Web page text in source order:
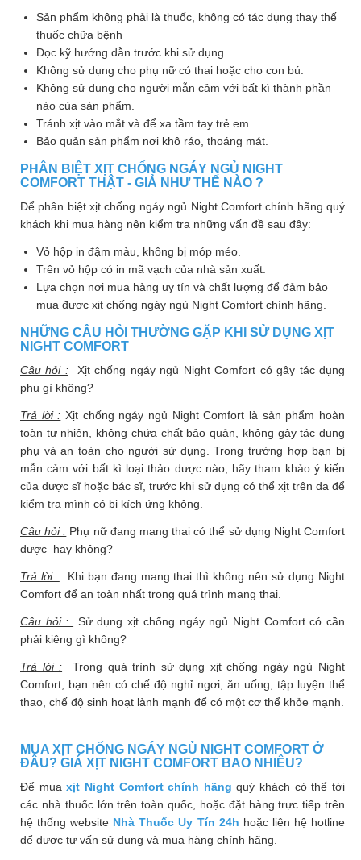
Sản phẩm không phải là thuốc, không có tác dụng thay thế
thuốc chữa bệnh
Đọc kỹ hướng dẫn trước khi sử dụng.
Không sử dụng cho phụ nữ có thai hoặc cho con bú.
Không sử dụng cho người mẫn cảm với bất kì thành phần
nào của sản phẩm.
Tránh xịt vào mắt và để xa tầm tay trẻ em.
Bảo quản sản phẩm nơi khô ráo, thoáng mát.
PHÂN BIỆT XỊT CHỐNG NGÁY NGỦ NIGHT
COMFORT THẬT - GIẢ NHƯ THẾ NÀO ?
Để phân biệt xịt chống ngáy ngủ Night Comfort chính hãng quý
khách khi mua hàng nên kiểm tra những vấn đề sau đây:
Vỏ hộp in đậm màu, không bị móp méo.
Trên vỏ hộp có in mã vạch của nhà sản xuất.
Lựa chọn nơi mua hàng uy tín và chất lượng để đảm bảo
mua được xịt chống ngáy ngủ Night Comfort chính hãng.
NHỮNG CÂU HỎI THƯỜNG GẶP KHI SỬ DỤNG XỊT
NIGHT COMFORT
Câu hỏi :Xịt chống ngáy ngủ Night Comfort có gây tác dụng
phụ gì không?
Trả lời : Xịt chống ngáy ngủ Night Comfort là sản phẩm hoàn
toàn tự nhiên, không chứa chất bảo quản, không gây tác dụng
phụ và an toàn cho người sử dụng. Trong trường hợp bạn bị
mẫn cảm với bất kì loại thảo dược nào, hãy tham khảo ý kiến
của dược sĩ hoặc bác sĩ, trước khi sử dụng có thể xịt trên da để
kiểm tra mình có bị kích ứng không.
Câu hỏi : Phụ nữ đang mang thai có thể sử dụng Night Comfort
được hay không?
Trả lời :Khi bạn đang mang thai thì không nên sử dụng Night
Comfort để an toàn nhất trong quá trình mang thai.
Câu hỏi :
Sử dụng xịt chống ngáy ngủ Night Comfort có cần
phải kiêng gì không?
Trả lời : Trong quá trình sử dụng xịt chống ngáy ngủ Night
Comfort, bạn nên có chế độ nghỉ ngơi, ăn uống, tập luyện thể
thao, chế độ sinh hoạt lành mạnh để có một cơ thể khỏe mạnh.
MUA XỊT CHỐNG NGÁY NGỦ NIGHT COMFORT Ở
ĐÂU? GIÁ XỊT NIGHT COMFORT BAO NHIÊU?
Để muaxịt Night Comfort chính hãng quý khách có thể tới
các nhà thuốc lớn trên toàn quốc, hoặc đặt hàng trực tiếp trên
hệ thống website Nhà Thuốc Uy Tín 24h hoặc liên hệ hotline
để được tư vấn sử dụng và mua hàng chính hãng.